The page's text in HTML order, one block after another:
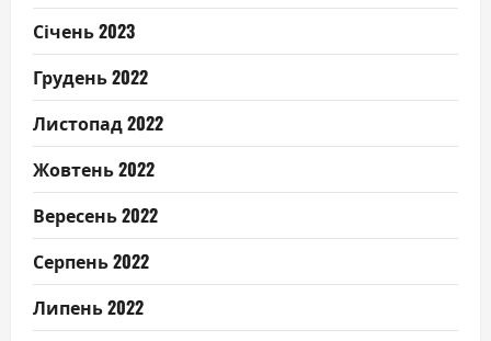
Січень 2023
Грудень 2022
Листопад 2022
Жовтень 2022
Вересень 2022
Серпень 2022
Липень 2022